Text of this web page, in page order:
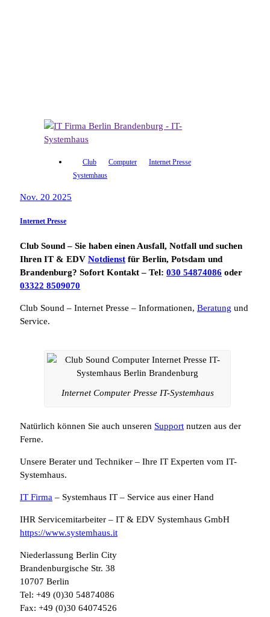
Club Computer
Internet Presse
Systemhaus
Nov. 20 2025
Internet Presse
Club Sound – Sie haben einen Ausfall, Notfall und suchen
Ihren IT & EDV Notdienst für Berlin, Potsdam und
Brandenburg? Sofort Kontakt – Tel: 030 54874086 oder
03322 8509070
Club Sound – Internet Presse – Informationen, Beratung und
Service.
Internet Computer Presse IT-Systemhaus
Natürlich können Sie auch unseren Support nutzen aus der
Ferne.
Unsere Berater und Techniker – Ihre IT Experten vom IT-
Systemhaus.
IT Firma – Systemhaus IT – Service aus einer Hand
IHR Servicemitarbeiter – IT & EDV Systemhaus GmbH
https://www.systemhaus.it
Niederlassung Berlin City
Brandenburgische Str. 38
10707 Berlin
Tel: +49 (0)30 54874086
Fax: +49 (0)30 64074526